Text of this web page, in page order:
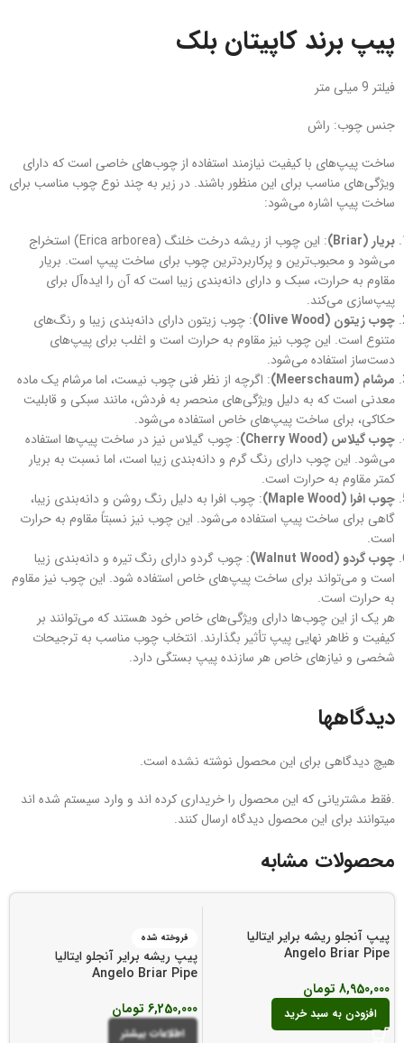
پیپ برند کاپیتان بلک
فیلتر 9 میلی متر
جنس چوب: راش
ساخت پیپ‌های با کیفیت نیازمند استفاده از چوب‌های خاصی است که دارای
ویژگی‌های مناسب برای این منظور باشند. در زیر به چند نوع چوب مناسب برای
ساخت پیپ اشاره می‌شود:
بریار (Briar)
: این چوب از ریشه درخت خلنگ (Erica arborea) استخراج
می‌شود و محبوب‌ترین و پرکاربردترین چوب برای ساخت پیپ است. بریار
مقاوم به حرارت، سبک و دارای دانه‌بندی زیبا است که آن را ایده‌آل برای
پیپ‌سازی می‌کند.
چوب زیتون (Olive Wood)
: چوب زیتون دارای دانه‌بندی زیبا و رنگ‌های
متنوع است. این چوب نیز مقاوم به حرارت است و اغلب برای پیپ‌های
دست‌ساز استفاده می‌شود.
مرشام (Meerschaum)
: اگرچه از نظر فنی چوب نیست، اما مرشام یک ماده
معدنی است که به دلیل ویژگی‌های منحصر به فردش، مانند سبکی و قابلیت
حکاکی، برای ساخت پیپ‌های خاص استفاده می‌شود.
چوب گیلاس (Cherry Wood)
: چوب گیلاس نیز در ساخت پیپ‌ها استفاده
می‌شود. این چوب دارای رنگ گرم و دانه‌بندی زیبا است، اما نسبت به بریار
کمتر مقاوم به حرارت است.
چوب افرا (Maple Wood)
: چوب افرا به دلیل رنگ روشن و دانه‌بندی زیبا،
گاهی برای ساخت پیپ استفاده می‌شود. این چوب نیز نسبتاً مقاوم به حرارت
است.
چوب گردو (Walnut Wood)
: چوب گردو دارای رنگ تیره و دانه‌بندی زیبا
است و می‌تواند برای ساخت پیپ‌های خاص استفاده شود. این چوب نیز مقاوم
به حرارت است.
هر یک از این چوب‌ها دارای ویژگی‌های خاص خود هستند که می‌توانند بر
کیفیت و ظاهر نهایی پیپ تأثیر بگذارند. انتخاب چوب مناسب به ترجیحات
شخصی و نیازهای خاص هر سازنده پیپ بستگی دارد.
دیدگاهها
هیچ دیدگاهی برای این محصول نوشته نشده است.
.فقط مشتریانی که این محصول را خریداری کرده اند و وارد سیستم شده اند
میتوانند برای این محصول دیدگاه ارسال کنند.
محصولات مشابه
پیپ آنجلو ریشه برایر ایتالیا
Angelo Briar Pipe
8,950,000 تومان
افزودن به سبد خرید
فروخته شده
پیپ ریشه برایر آنجلو ایتالیا
Angelo Briar Pipe
6,250,000 تومان
اطلاعات بیشتر